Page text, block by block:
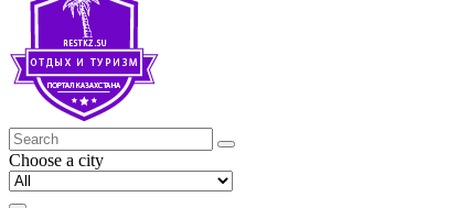
Choose a city